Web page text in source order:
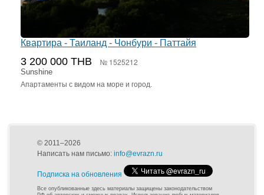
Квартира - Таиланд - Чонбури - Паттайя
3 200 000 THB № 1525212
Sunshine
Апартаменты с видом на море и город.
© 2011–2026
Написать нам письмо: info@evrazn.ru
Подписка на обновления
Все опубликованные здесь материалы защищены законодательством